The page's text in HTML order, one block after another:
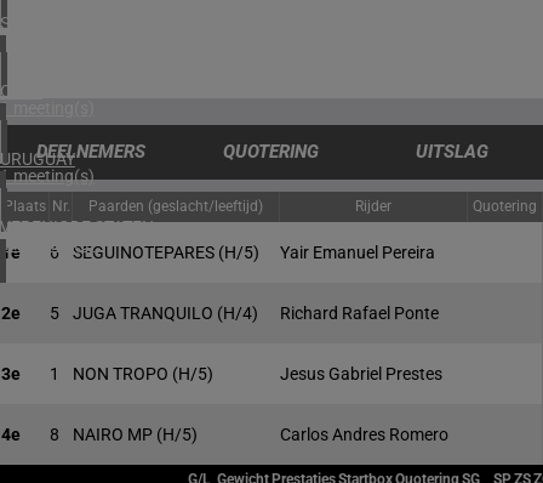
SPANJE
1 meeting(s)
CHILI
1 meeting(s)
URUGUAY
1 meeting(s)
VERENIGDE STATEN
4 meeting(s)
DEELNEMERS QUOTERING UITSLAG
Plaats Nr. Paarden (geslacht/leeftijd) Rijder Quotering
1e 6 SEGUINOTEPARES (H/5) Yair Emanuel Pereira
2e 5 JUGA TRANQUILO (H/4) Richard Rafael Ponte
3e 1 NON TROPO (H/5) Jesus Gabriel Prestes
4e 8 NAIRO MP (H/5) Carlos Andres Romero
G/L Gewicht PrestatiesStartboxQuoteringSG SPZS